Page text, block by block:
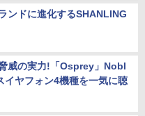
ンドに進化するSHANLING
威の実力!「Osprey」Nobl
ヤフォン4機種を一気に聴